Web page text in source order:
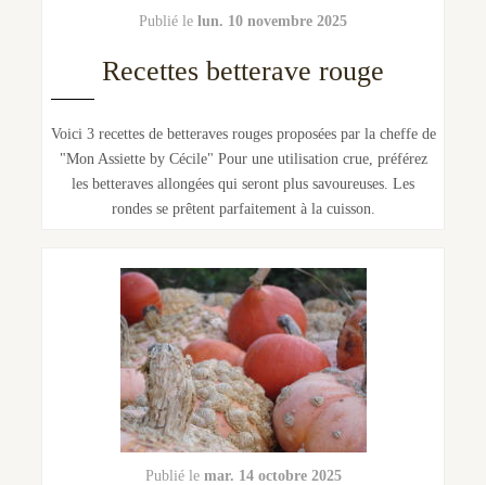
lun. 10 novembre 2025
Recettes betterave rouge
Voici 3 recettes de betteraves rouges proposées par la cheffe de
"Mon Assiette by Cécile" Pour une utilisation crue, préférez
les betteraves allongées qui seront plus savoureuses. Les
rondes se prêtent parfaitement à la cuisson.
mar. 14 octobre 2025